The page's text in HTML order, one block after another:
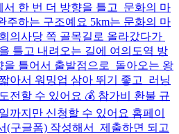
서 한 번 더 방향을 틀고 문화의 마
주하는 구조예요 5km는 문화의 마
의사당 쪽 골목길로 올라갔다가
틀고 내려오는 길에 여의도역 방
을 틀어서 출발점으로 돌아오는 왕
아서 워밍업 삼아 뛰기 좋고 러닝
전할 수 있어요 💰 참가비 환불 규
까지만 신청할 수 있어요 홈페이
(구글폼) 작성해서 제출하면 되고